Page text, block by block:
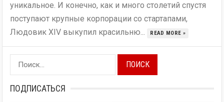
уникальное. И конечно, как и много столетий спустя
поступают крупные корпорации со стартапами,
Людовик XIV выкупил красильню...
READ MORE »
Найти:
ПОДПИСАТЬСЯ